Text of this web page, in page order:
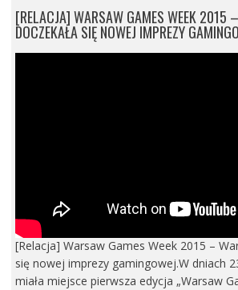
[RELACJA] WARSAW GAMES WEEK 2015
DOCZEKAŁA SIĘ NOWEJ IMPREZY
[Relacja] Warsaw Games Week 2015 –
się nowej imprezy gamingowej.W dniach
miała miejsce pierwsza edycja „Warsaw